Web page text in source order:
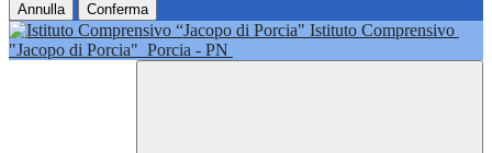
Annulla Conferma
Istituto Comprensivo
"Jacopo di Porcia" Porcia - PN